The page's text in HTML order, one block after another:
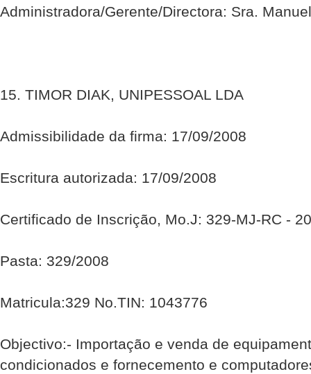
Administradora/Gerente/Directora: Sra.
15. TIMOR DIAK, UNIPESSOAL LDA
Admissibilidade da firma: 17/09/2008
Escritura autorizada: 17/09/2008
Certificado de Inscrição, Mo.J: 329-MJ-RC -
Pasta: 329/2008
Matricula:329 No.TIN: 1043776
Objectivo:- Importação e venda de
condicionados e fornecemento e